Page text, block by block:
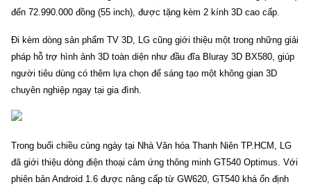
đến 72.990.000 đồng (55 inch), được tặng kèm 2 kính 3D cao cấp.
Đi kèm dòng sản phẩm TV 3D, LG cũng giới thiệu một trong những giải
pháp hỗ trợ hình ảnh 3D toàn diện như đầu đĩa Bluray 3D BX580, giúp
người tiêu dùng có thêm lựa chọn để sáng tạo một không gian 3D
chuyên nghiệp ngay tại gia đình.
Trong buổi chiều cùng ngày tại Nhà Văn hóa Thanh Niên TP.HCM, LG
đã giới thiệu dòng điện thoại cảm ứng thông minh GT540 Optimus. Với
phiên bản Android 1.6 được nâng cấp từ GW620, GT540 khá ổn định